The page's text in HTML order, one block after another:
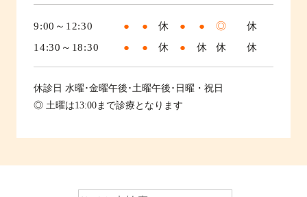
9:00～12:30 ● ● 休 ● ● ◎
休
14:30～18:30
● ● 休 ● 休 休 休
休診日 水曜･金曜午後･土曜午後･日曜・祝日
◎ 土曜は13:00まで診療となります